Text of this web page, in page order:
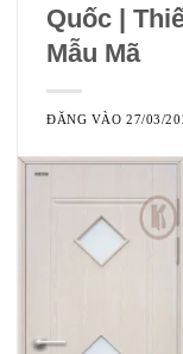
Quốc |
Mẫu Mã
ĐĂNG VÀO27/03/